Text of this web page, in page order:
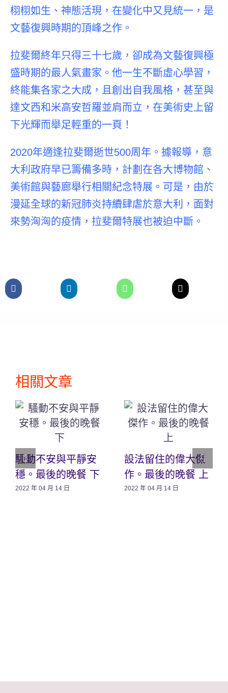
栩栩如生、神態活現，在變化中又見統一，是
文藝復興時期的頂峰之作。
拉斐爾終年只得三十七歲，卻成為文藝復興極
盛時期的最人氣畫家。他一生不斷虛心學習，
終能集各家之大成，且創出自我風格，甚至與
達文西和米高安哲羅並肩而立，在美術史上留
下光輝而舉足輕重的一頁！
2020年適逢拉斐爾逝世500周年。據報導，意
大利政府早已籌備多時，計劃在各大博物館、
美術館與藝廊舉行相關紀念特展。可是，由於
漫延全球的新冠肺炎持續肆虐於意大利，面對
來勢洶洶的疫情，拉斐爾特展也被迫中斷。
相關文章
騷動不安與平靜安
穩。最後的晚餐 下
2022 年 04 月 14 日
設法留住的偉大傑
作。最後的晚餐 上
2022 年 04 月 14 日